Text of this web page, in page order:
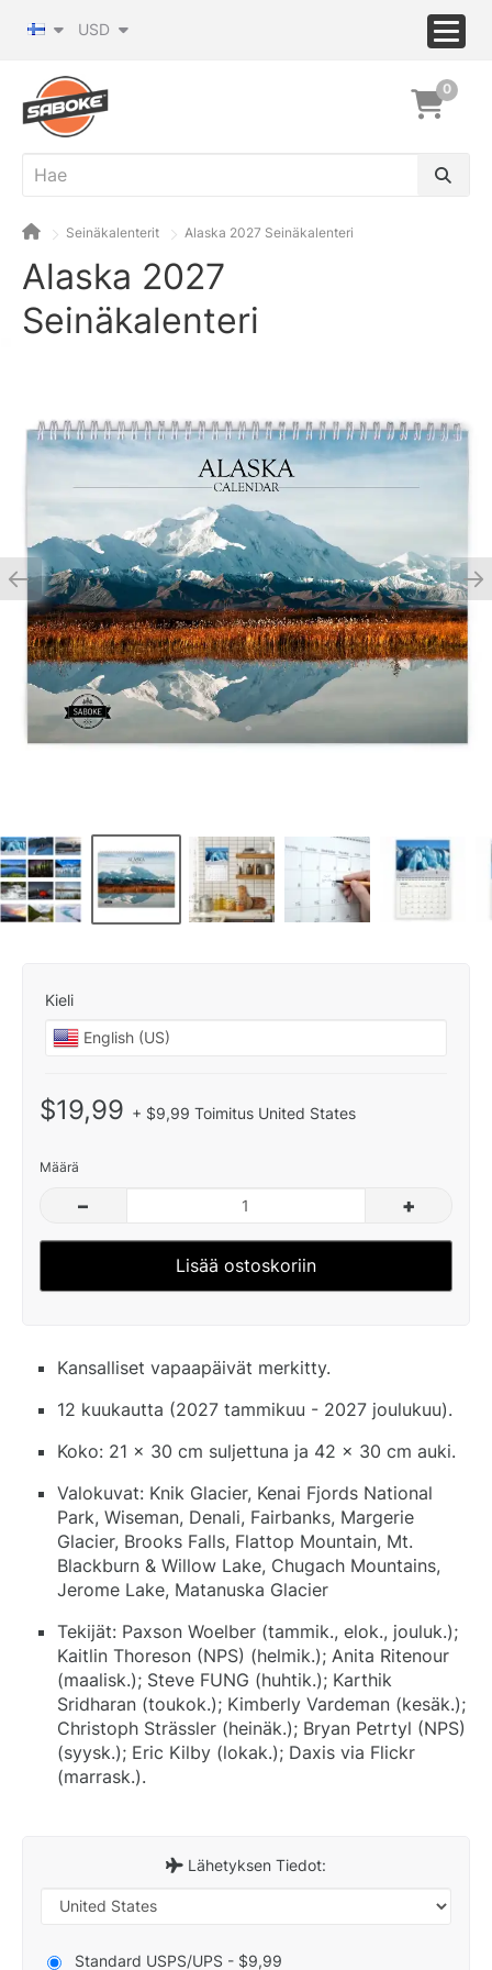
USD
0
Seinäkalenterit Alaska 2027 Seinäkalenteri
Alaska 2027
Seinäkalenteri
Kieli
$19,99 + $9,99 Toimitus United States
Määrä
– +
Lisää ostoskoriin
Kansalliset vapaapäivät merkitty.
12 kuukautta (2027 tammikuu - 2027 joulukuu).
Koko: 21 x 30 cm suljettuna ja 42 x 30 cm auki.
Valokuvat: Knik Glacier, Kenai Fjords National
Park, Wiseman, Denali, Fairbanks, Margerie
Glacier, Brooks Falls, Flattop Mountain, Mt.
Blackburn & Willow Lake, Chugach Mountains,
Jerome Lake, Matanuska Glacier
Tekijät: Paxson Woelber (tammik., elok., jouluk.);
Kaitlin Thoreson (NPS) (helmik.); Anita Ritenour
(maalisk.); Steve FUNG (huhtik.); Karthik
Sridharan (toukok.); Kimberly Vardeman (kesäk.);
Christoph Strässler (heinäk.); Bryan Petrtyl (NPS)
(syysk.); Eric Kilby (lokak.); Daxis via Flickr
(marrask.).
Lähetyksen Tiedot:
Standard USPS/UPS - $9,99